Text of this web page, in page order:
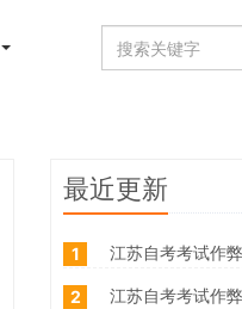
最近更新
1 江苏自考考试作
2 江苏自考考试作